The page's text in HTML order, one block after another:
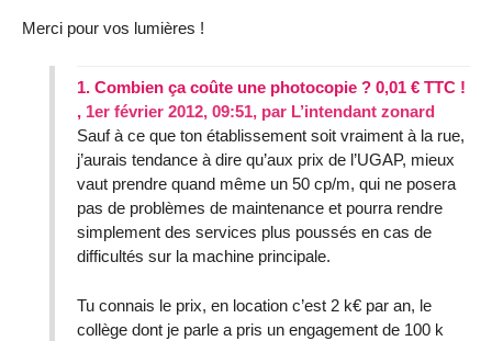
Merci pour vos lumières !
1. Combien ça coûte une photocopie ? 0,01 € TTC !
, 1er février 2012, 09:51, par L’intendant zonard
Sauf à ce que ton établissement soit vraiment à la rue,
j’aurais tendance à dire qu’aux prix de l’UGAP, mieux
vaut prendre quand même un 50 cp/m, qui ne posera
pas de problèmes de maintenance et pourra rendre
simplement des services plus poussés en cas de
difficultés sur la machine principale.
Tu connais le prix, en location c’est 2 k€ par an, le
collège dont je parle a pris un engagement de 100 k